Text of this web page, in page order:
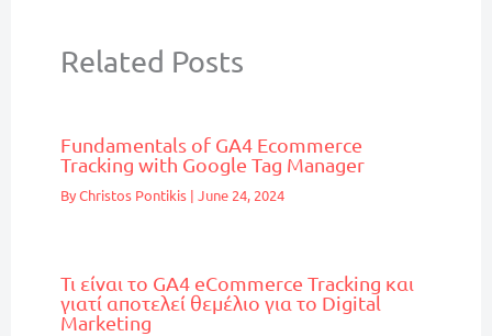
Related Posts
Fundamentals of GA4 Ecommerce
Tracking with Google Tag Manager
ByChristos Pontikis |June 24, 2024
Τι είναι το GA4 eCommerce Tracking και
γιατί αποτελεί θεμέλιο για το Digital
Marketing